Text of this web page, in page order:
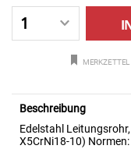
MERKZETTEL
Beschreibung
Edelstahl
X5CrNi18-10)